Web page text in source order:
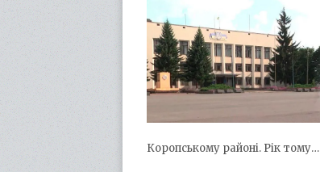
Коропському районі. Рік тому…